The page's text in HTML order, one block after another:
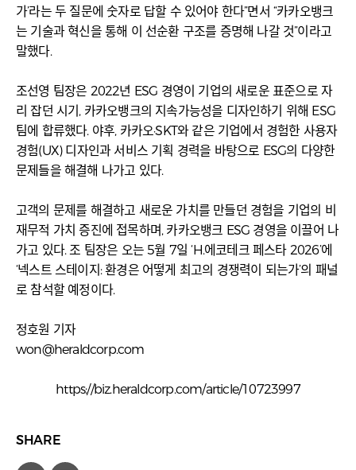
가’라는 두 질문에 숫자로 답할 수 있어야 한다”면서 “카카오뱅크
는 기술과 혁신을 통해 이 선순환 구조를 증명해 나갈 것”이라고
말했다.
조선영 팀장은 2022년 ESG 경영이 기업의 새로운 표준으로 자
리 잡던 시기, 카카오뱅크의 지속가능성을 디자인하기 위해 ESG
팀에 합류했다. 야후, 카카오·SKT와 같은 기업에서 경험한 사용자
경험(UX) 디자인과 서비스 기획 경력을 바탕으로 ESG의 다양한
문제들을 해결해 나가고 있다.
고객의 문제를 해결하고 새로운 가치를 만들던 경험을 기업의 비
재무적 가치 증진에 접목하며, 카카오뱅크 ESG 경영을 이끌어 나
가고 있다. 조 팀장은 오는 5월 7일 ‘H.에코테크 페스타 2026’에
‘넥스트 스테이지: 환경은 어떻게 최고의 경쟁력이 되는가’의 패널
로 참석할 예정이다.
정호원 기자
won@heraldcorp.com
https://biz.heraldcorp.com/article/10723997
SHARE